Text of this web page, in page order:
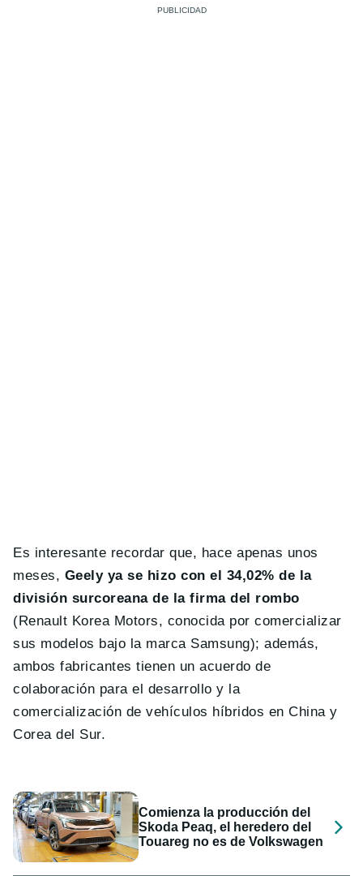
Es interesante recordar que, hace apenas unos
meses, Geely ya se hizo con el 34,02% de la
división surcoreana de la firma del rombo
(Renault Korea Motors, conocida por comercializar
sus modelos bajo la marca Samsung); además,
ambos fabricantes tienen un acuerdo de
colaboración para el desarrollo y la
comercialización de vehículos híbridos en China y
Corea del Sur.
Comienza la producción del
Skoda Peaq, el heredero del
Touareg no es de Volkswagen